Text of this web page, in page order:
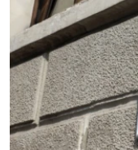
ВСЕ ЗА ДЕНЬ
СПЕЦПРОЕКТИ
ДЕПОРТАЦІЯ
ВІДЕОУРОКИ «ELIFBE»
СВІДЧЕННЯ ОКУПАЦІЇ
ЯК ОБІЙТИ
Русский
Qırımtatar